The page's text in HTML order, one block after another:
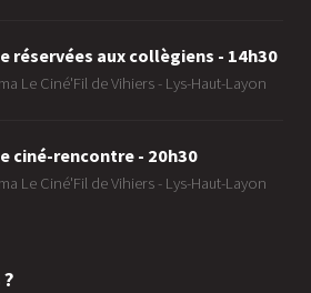
réservées aux collègiens - 14h30
Le Ciné'Fil de Vihiers - Lys-Haut-Layon
ciné-rencontre - 20h30
Le Ciné'Fil de Vihiers - Lys-Haut-Layon